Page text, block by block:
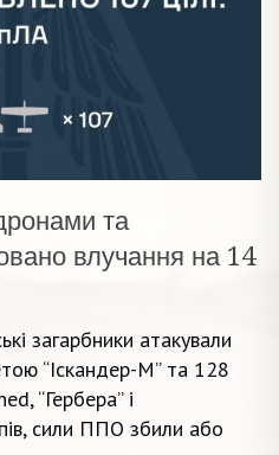
та
влучання на 14
загарбники атакували
“Іскандер-М” та 128
“Гербера” і
сили ППО збили або